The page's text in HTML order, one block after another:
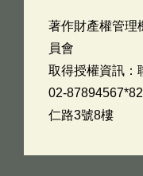
著作財產權管理
員會
取得授權資訊：
02-
仁路3號8樓